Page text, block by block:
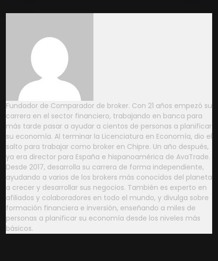
Fundador de Comparador de broker. Con 21 años empezó su
carrera en el sector financiero, trabajando en banca para
más tarde pasar a ayudar a cientos de personas a planificar
su economía. Al terminar la Licenciatura en Economía, dio el
salto para trabajar como broker en Chipre. Un año después,
ya era director para España e hispanoamérica de AvaTrade.
Desde 2017, desarrolla su carrera de forma independiente,
ayudando a varios de los brokers más conocidos del planeta
a crecer y desarrollar sus negocios. También es experto en
afiliados y colaboradores en todo el mundo, y divulga sobre
formación financiera e inversión, enseñando a miles de
personas a planificar su economía desde los niveles más
básicos.